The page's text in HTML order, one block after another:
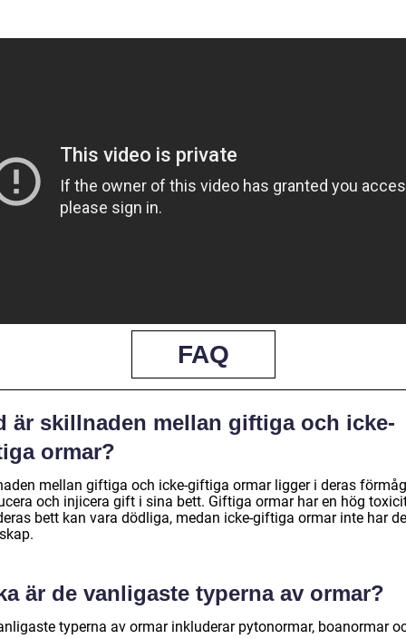
FAQ
är skillnaden mellan giftiga och icke-
ormar?
mellan giftiga och icke-giftiga ormar ligger i deras
och injicera gift i sina bett. Giftiga ormar har en hög
bett kan vara dödliga, medan icke-giftiga ormar inte har
är de vanligaste typerna av ormar?
typerna av ormar inkluderar pytonormar, boanormar